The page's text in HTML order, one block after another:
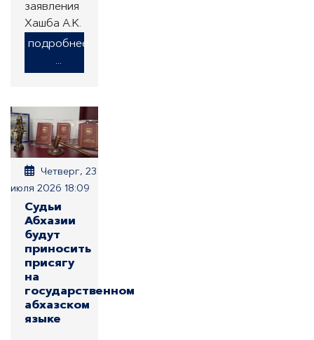
заявления
Хашба А.К.
подробнее
...
Четверг, 23
июля 2026 18:09
Судьи
Абхазии
будут
приносить
присягу
на
государственном
абхазском
языке